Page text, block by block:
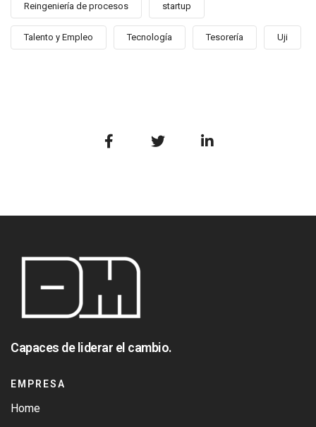
Reingeniería de procesos startup
Talento y Empleo Tecnología Tesorería Uji
Capaces de liderar el cambio.
EMPRESA
Home